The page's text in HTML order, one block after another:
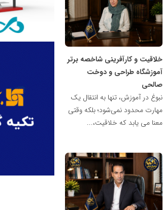
خلاقیت و کارآفرینی شاخصه برتر
آموزشگاه طراحی و دوخت
صالحی
نبوغ در آموزش، تنها به انتقال یک
مهارت محدود نمی‌شود؛ بلکه وقتی
معنا می یابد که خلاقیت،...
شبکه
خبری
مدیران
نابغه
شبکه
خبری
مدیران